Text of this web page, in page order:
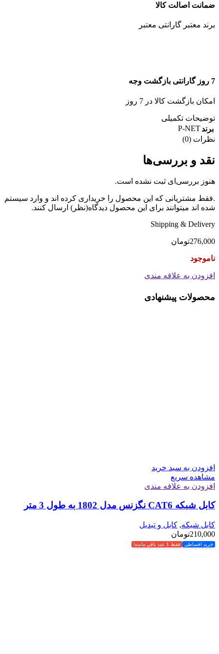
ضمانت اصالت کالا
برند معتبر گارانتی معتبر
7 روز گارانتی بازگشت وجه
امکان بازگشت کالا در 7 روز
توضیحات تکمیلی
برندP-NET
نظرات (0)
نقد و بررسی‌ها
هنوز بررسی‌ای ثبت نشده است.
.فقط مشتریانی که این محصول را خریداری کرده اند و وارد سیستم
شده اند میتوانند برای این محصول دیدگاه(نظر) ارسال کنند.
Shipping & Delivery
276,000تومان
ناموجود
افزودن به علاقه مندی
محصولات پیشنهادی
افزودن به سبد خرید
مشاهده سریع
افزودن به علاقه مندی
کابل شبکه CAT6 نگزنس مدل 1802 به طول 3 متر
کابل شبکه, کابل و تبدیل
210,000تومان
خرید اقساطی فقط 1 عدد باقی مانده!